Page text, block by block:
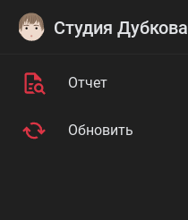
Студия Дубкова
Отчет
Обновить